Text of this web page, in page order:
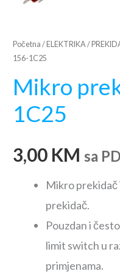
Početna / ELEKTRIKA/
156-1C25
Mikro
1C25
3,00 KM sa
Mikro prekidač
prekidač.
Pouzdan i
limit switch u
primjenama.